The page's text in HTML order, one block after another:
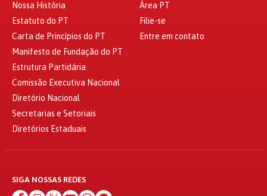
Nossa História
Estatuto do PT
Carta de Princípios do PT
Manifesto de Fundação do PT
Estrutura Partidária
Comissão Executiva Nacional
Diretório Nacional
Secretarias e Setoriais
Diretórios Estaduais
Área PT
Filie-se
Entre em contato
SIGA NOSSAS REDES